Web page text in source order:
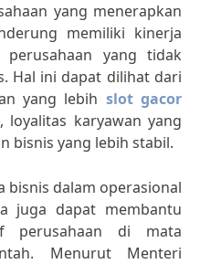
yang menerapkan
memiliki kinerja
yang tidak
Hal ini dapat dilihat dari
yang lebih slot gacor
karyawan yang
bisnis yang lebih stabil.
bisnis dalam operasional
juga dapat membantu
perusahaan di mata
Menurut Menteri